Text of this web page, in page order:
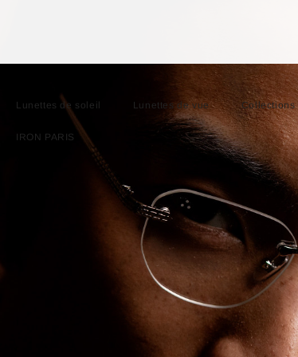
Lunettes de soleil Lunettes de vue Collections
IRON PARIS